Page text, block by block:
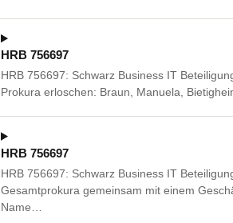
HRB 756697
HRB 756697: Schwarz Business IT
Prokura erloschen: Braun, Manuela,
HRB 756697
HRB 756697: Schwarz Business IT
Gesamtprokura gemeinsam mit einem
Name…